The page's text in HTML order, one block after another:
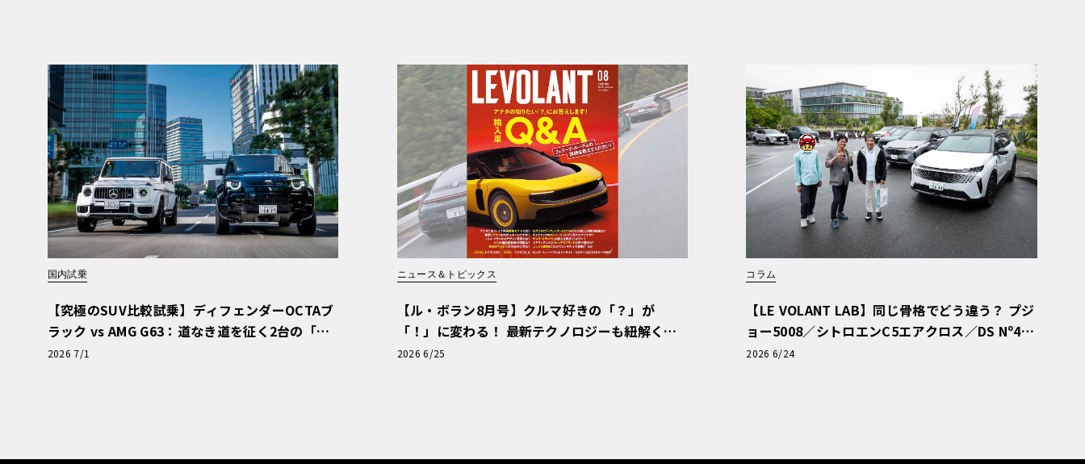
国内試乗
【究極のSUV比較試乗】ディフェンダーOCTAブ
ラック vs AMG G63：道なき道を征く2台の「対
極的アプローチ」
2026 7/1
ニュース＆トピックス
【ル・ボラン8月号】クルマ好きの「？」が
「！」に変わる！ 最新テクノロジーも紐解く
「輸入車Q&A」
2026 6/25
コラム
【LE VOLANT LAB】同じ骨格でどう違う？ プジ
ョー5008／シトロエンC5エアクロス／DS Nº4
読者一気乗りレポート
2026 6/24